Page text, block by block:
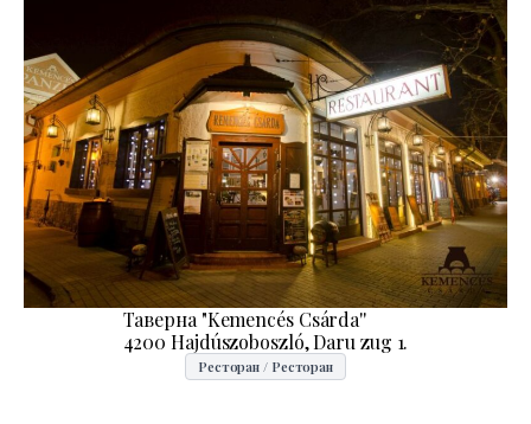
Таверна "Kemencés Csárda''
4200 Hajdúszoboszló, Daru zug 1.
Ресторан / Ресторан